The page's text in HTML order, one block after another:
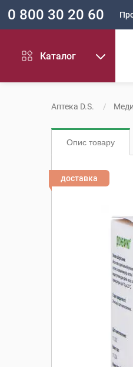
0 800 30 20 60
Каталог
Аптека D.S.
Опис товару
доставка